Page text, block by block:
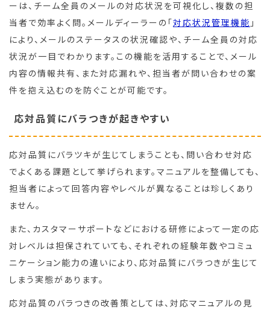
ーは、チーム全員のメールの対応状況を可視化し、複数の担
当者で効率よく問。メールディーラーの「対応状況管理機能 」
により、メールのステータスの状況確認や、チーム全員の対応
状況が一目でわかります。この機能を活用することで、メール
内容の情報共有、また対応漏れや、担当者が問い合わせの案
件を抱え込むのを防ぐことが可能です。
応対品質にバラつきが起きやすい
応対品質にバラツキが生じてしまうことも、問い合わせ対応
でよくある課題として挙げられます。マニュアルを整備しても、
担当者によって回答内容やレベルが異なることは珍しくあり
ません。
また、カスタマーサポートなどにおける研修によって一定の応
対レベルは担保されていても、それぞれの経験年数やコミュ
ニケーション能力の違いにより、応対品質にバラつきが生じて
しまう実態があります。
応対品質のバラつきの改善策としては、対応マニュアルの見